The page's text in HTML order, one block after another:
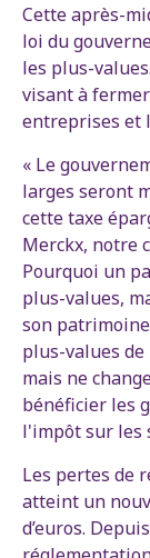
Cette après-
loi du
les plus-
visant à
entreprises et
« Le
larges seront
cette taxe
Merckx, notre
Pourquoi un
plus-values,
son
plus-values
mais ne
bénéficier les
l'impôt sur les
Les pertes de
atteint un
d’euros.